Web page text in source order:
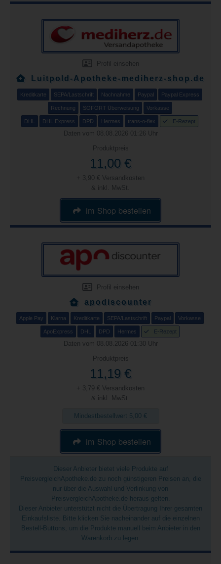
Profil einsehen
Luitpold-Apotheke-mediherz-shop.de
Kreditkarte SEPA/Lastschrift Nachnahme Paypal Paypal Express
Rechnung SOFORT Überweisung Vorkasse
DHL DHL Express DPD Hermes trans-o-flex E-Rezept
Daten vom 08.08.2026 01:26 Uhr
Produktpreis
11,00 €
+ 3,90 € Versandkosten
& inkl. MwSt.
im Shop bestellen
Profil einsehen
apodiscounter
Apple Pay Klarna Kreditkarte SEPA/Lastschrift Paypal Vorkasse
ApoExpress DHL DPD Hermes E-Rezept
Daten vom 08.08.2026 01:30 Uhr
Produktpreis
11,19 €
+ 3,79 € Versandkosten
& inkl. MwSt.
Mindestbestellwert 5,00 €
im Shop bestellen
Dieser Anbieter bietet viele Produkte auf
PreisvergleichApotheke.de zu noch günstigeren Preisen an, die
nur über die Auswahl und Verlinkung von
PreisvergleichApotheke.de heraus gelten.
Dieser Anbieter unterstützt nicht die Übertragung Ihrer gesamten
Einkaufsliste. Bitte klicken Sie nacheinander auf die einzelnen
Bestell-Buttons, um die Produkte manuell beim Anbieter in den
Warenkorb zu legen.